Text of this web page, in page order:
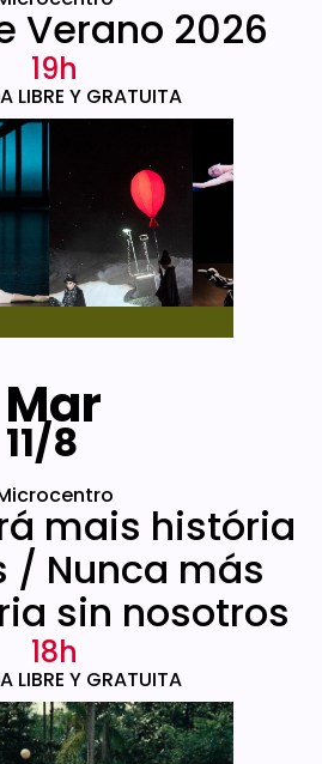
Verano 2026
19h
LIBRE Y GRATUITA
Mar
11/8
mais história
/ Nunca más
sin nosotros
18h
LIBRE Y GRATUITA